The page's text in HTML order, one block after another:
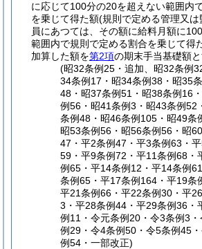
に応じて100分の20を超えない範囲内
を乗じて得た額(規則で定める管理又
員にあつては、その額に給料月額に
範囲内で規則で定める割合を乗じて得
加算した額を第2項の期末手当基礎額と
(昭32条例25・追加、昭32条例
34条例17・昭34条例38・昭35
48・昭37条例51・昭38条例16
例56・昭41条例3・昭43条例52
条例48・昭46条例105・昭49条
昭53条例56・昭56条例56・昭
47・平2条例47・平3条例63・
59・平9条例72・平11条例68・
例65・平14条例12・平14条例
条例65・平17条例164・平19条
平21条例66・平22条例30・平
3・平28条例44・平29条例36・
例11・令元条例20・令3条例3
例29・令4条例50・令5条例45
例54・一部改正)